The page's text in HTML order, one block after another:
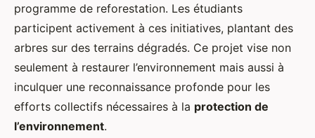
programme de reforestation. Les étudiants
participent activement à ces initiatives, plantant des
arbres sur des terrains dégradés. Ce projet vise non
seulement à restaurer l’environnement mais aussi à
inculquer une reconnaissance profonde pour les
efforts collectifs nécessaires à la protection de
l’environnement.